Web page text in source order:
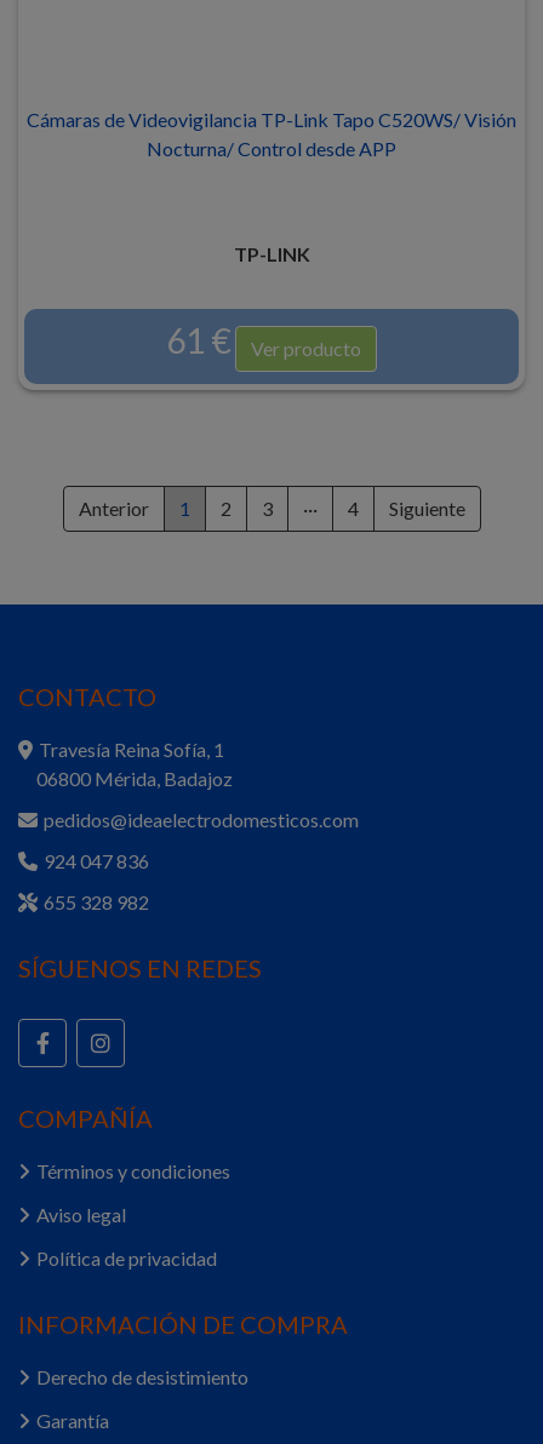
Cámaras de Videovigilancia TP-Link Tapo C520WS/ Visión
Nocturna/ Control desde APP
TP-LINK
61 € Ver producto
Anterior 1 2 3 ··· 4 Siguiente
CONTACTO
Travesía Reina Sofía, 1
06800 Mérida, Badajoz
pedidos@ideaelectrodomesticos.com
924 047 836
655 328 982
SÍGUENOS EN REDES
COMPAÑÍA
Términos y condiciones
Aviso legal
Política de privacidad
INFORMACIÓN DE COMPRA
Derecho de desistimiento
Garantía